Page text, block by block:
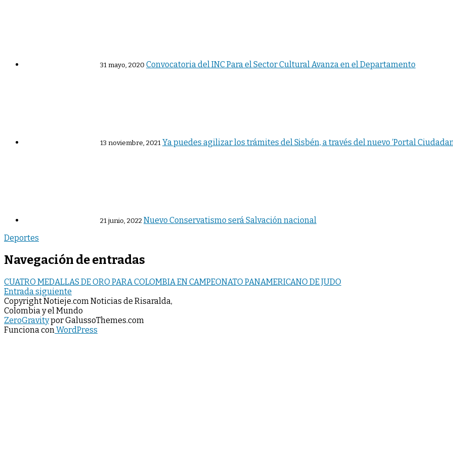
31 mayo, 2020 Convocatoria del INC Para el Sector Cultural Avanza en el Departamento
13 noviembre, 2021Ya puedes agilizar los trámites del Sisbén, a través del nuevo ‘Portal
21 junio, 2022Nuevo Conservatismo será Salvación nacional
Deportes
Navegación de entradas
CUATRO MEDALLAS DE ORO PARA COLOMBIA EN CAMPEONATO PANAMERICANO DE JUDO
Entrada siguiente
Copyright Notieje.com Noticias de Risaralda,
Colombia y el Mundo
ZeroGravitypor GalussoThemes.com
Funciona conWordPress